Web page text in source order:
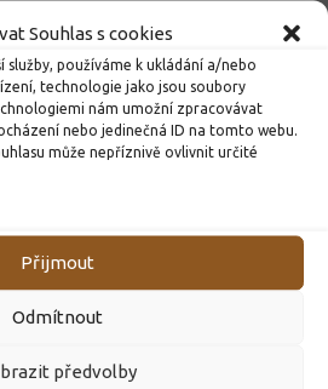
Souhlas s cookies
služby, používáme k ukládání a/nebo
technologie jako jsou soubory
nám umožní zpracovávat
nebo jedinečná ID na tomto webu.
může nepříznivě ovlivnit určité
Přijmout
Odmítnout
předvolby
K PŘEDŠKOLNÍMU VZDĚLÁVÁNÍ